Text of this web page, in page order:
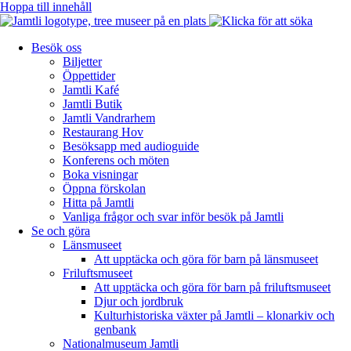
Hoppa till innehåll
Besök oss
Biljetter
Öppettider
Jamtli Kafé
Jamtli Butik
Jamtli Vandrarhem
Restaurang Hov
Besöksapp med audioguide
Konferens och möten
Boka visningar
Öppna förskolan
Hitta på Jamtli
Vanliga frågor och svar inför besök på Jamtli
Se och göra
Länsmuseet
Att upptäcka och göra för barn på länsmuseet
Friluftsmuseet
Att upptäcka och göra för barn på friluftsmuseet
Djur och jordbruk
Kulturhistoriska växter på Jamtli – klonarkiv och
genbank
Nationalmuseum Jamtli